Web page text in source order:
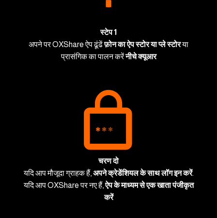
स्टेप 1
अपने पर OXShare ऐप ढूंढेंफ़ोन का ऐप स्टोर या प्ले स्टोरया
प्रासंगिक का पालन करेंनीचे क्यूआर
चरण दो
यदि आप मौजूदा ग्राहक हैं,अपने क्रेडेंशियल के साथ लॉग इन करें.
यदि आप OXShare पर नए हैं,ऐप के माध्यम से एक खाता पंजीकृत
करें